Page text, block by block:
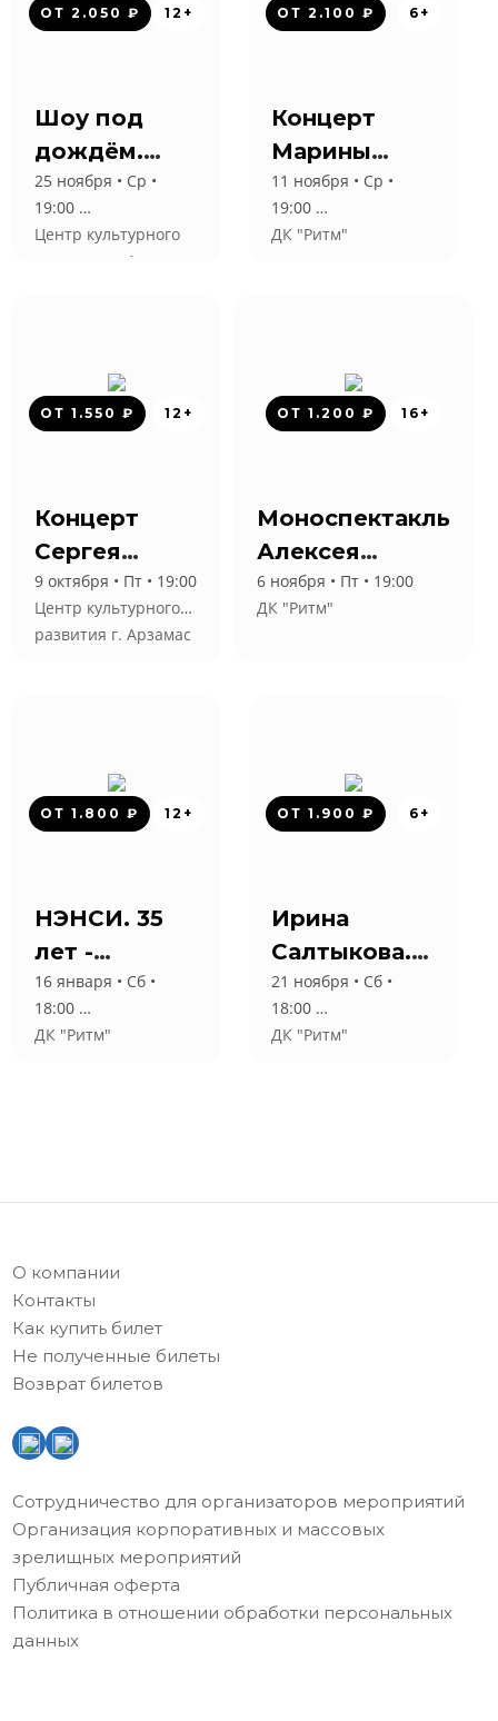
ОТ 2.050 ₽ 12+
Шоу под
дождём.
Мужчина vs
женщина
25 ноября • Ср •
19:00
Центр культурного
развития г. Арзамас
ОТ 2.100 ₽ 6+
Концерт
Марины
Девятовой
11 ноября • Ср •
19:00
ДК "Ритм"
ОТ 1.550 ₽ 12+
Концерт
Сергея
Любавина
9 октября • Пт • 19:00
Центр культурного
развития г. Арзамас
ОТ 1.200 ₽ 16+
Моноспектакль
Алексея
Маклакова
6 ноября • Пт • 19:00
ДК "Ритм"
ОТ 1.800 ₽ 12+
НЭНСИ. 35
лет -
Юбилейный
тур!
16 января • Сб •
18:00
ДК "Ритм"
ОТ 1.900 ₽ 6+
Ирина
Салтыкова.
Большой
сольный
концерт
21 ноября • Сб •
18:00
ДК "Ритм"
О компании
Контакты
Как купить билет
Не полученные билеты
Возврат билетов
Сотрудничество для организаторов мероприятий
Организация корпоративных и массовых
зрелищных мероприятий
Публичная оферта
Политика в отношении обработки персональных
данных